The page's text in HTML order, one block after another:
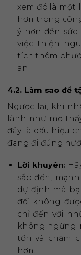
xem đó là một
hơn trong
ý hơn đến sức
việc thiện
tích thêm
an.
4.2. Làm sao để
Ngược lại, khi
lành như mơ
đây là dấu hiệu
đang đi đúng
Lời khuyên:
sắp đến,
dự định mà
đối không
chỉ đến với
không ngừng
tốn và chăm
hơn.